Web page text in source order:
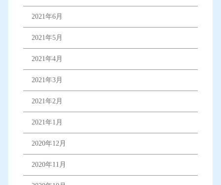
2021年6月
2021年5月
2021年4月
2021年3月
2021年2月
2021年1月
2020年12月
2020年11月